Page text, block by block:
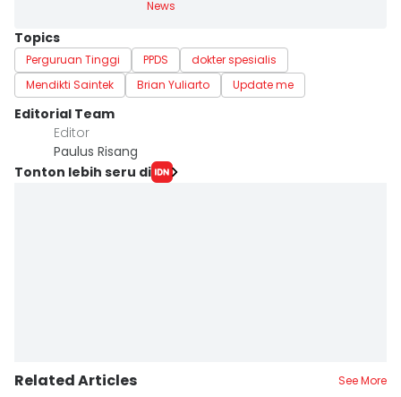
News
Topics
Perguruan Tinggi PPDS
dokter spesialis
Mendikti Saintek
Brian Yuliarto Update me
Editorial Team
Editor
Paulus Risang
Tonton lebih seru di
Related Articles See More